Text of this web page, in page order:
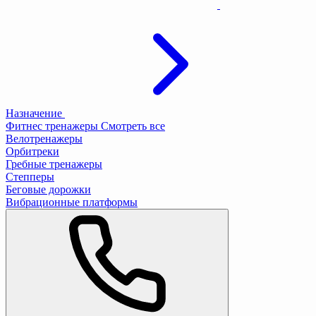
Назначение
Фитнес тренажеры Смотреть все
Велотренажеры
Орбитреки
Гребные тренажеры
Степперы
Беговые дорожки
Вибрационные платформы